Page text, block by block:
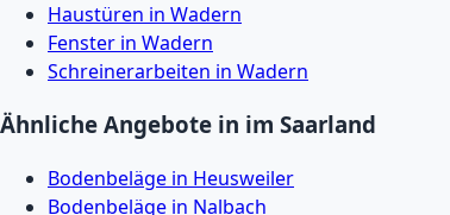
Haustüren in Wadern
Fenster in Wadern
Schreinerarbeiten in Wadern
Ähnliche Angebote in im Saarland
Bodenbeläge in Heusweiler
Bodenbeläge in Nalbach